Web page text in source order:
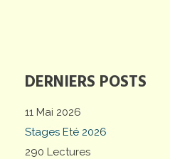
DERNIERS POSTS
11 Mai 2026
Stages Eté 2026
290 Lectures